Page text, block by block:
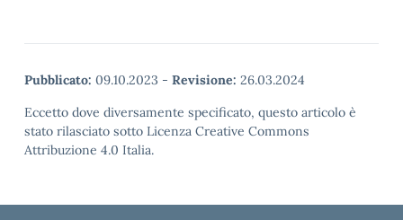
Pubblicato: 09.10.2023 - Revisione: 26.03.2024
Eccetto dove diversamente specificato, questo articolo è
stato rilasciato sotto Licenza Creative Commons
Attribuzione 4.0 Italia.